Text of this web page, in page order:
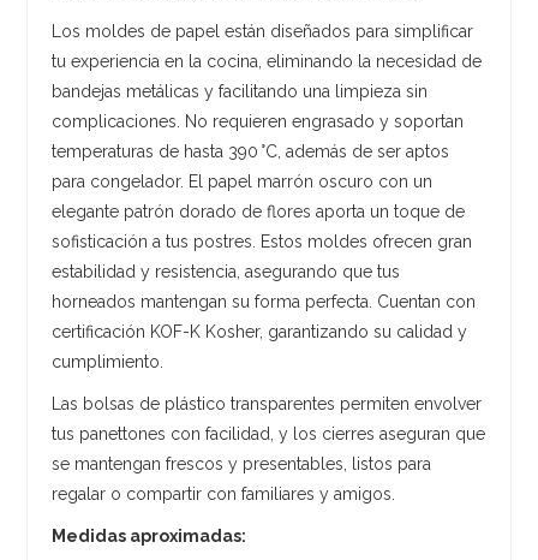
Los moldes de papel están diseñados para simplificar
tu experiencia en la cocina, eliminando la necesidad de
bandejas metálicas y facilitando una limpieza sin
complicaciones. No requieren engrasado y soportan
temperaturas de hasta 390 °C, además de ser aptos
para congelador. El papel marrón oscuro con un
elegante patrón dorado de flores aporta un toque de
sofisticación a tus postres. Estos moldes ofrecen gran
estabilidad y resistencia, asegurando que tus
horneados mantengan su forma perfecta. Cuentan con
certificación KOF-K Kosher, garantizando su calidad y
cumplimiento.
Las bolsas de plástico transparentes permiten envolver
tus panettones con facilidad, y los cierres aseguran que
se mantengan frescos y presentables, listos para
regalar o compartir con familiares y amigos.
Medidas aproximadas: